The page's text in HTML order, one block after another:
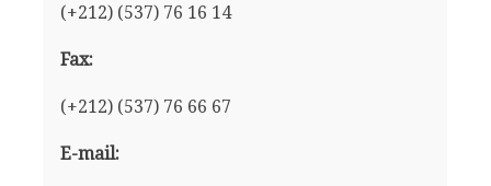
(+212) (537) 76 16 14
Fax:
(+212) (537) 76 66 67
E-mail: